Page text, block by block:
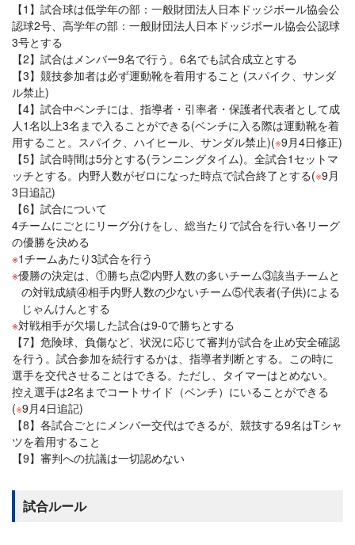
【1】試合球は低学年の部：一般財団法人日本ドッジボール協会公
認球2号、高学年の部：一般財団法人日本ドッジボール協会公認球
3号とする
【2】試合はメンバー9名で行う。6名でも試合成立とする
【3】競技参加者は必ず運動靴を着用すること (スパイク、サンダ
ル禁止)
【4】試合中ベンチには、指導者・引率者・保護者代表者として成
人1名以上3名まで入ることができる(ベンチに入る際は運動靴を着
用すること。スパイク、ハイヒール、サンダル禁止)(※9月4日修正)
【5】試合時間は5分とする(ランニングタイム)。全試合1セットマ
ッチとする。内野人数がゼロになった時点で試合終了とする(※9月
3日追記)
【6】試合について
4チームにごとにリーグ分けをし、総当たりで試合を行い各リーグ
の優勝を決める
1チームあたり3試合を行う
優勝の決定は、①勝ち点②内野人数の多いチーム③該当チームと
の対戦成績④相手内野人数の少ないチーム⑤代表者(子供)による
じゃんけんとする
対戦相手が欠場した試合は9-0で勝ちとする
【7】危険球、負傷など、状況に応じて審判が試合を止め安全確認
を行う。試合参加を続行するかは、指導者判断とする。この時に
選手を交代させることはできる。ただし、タイマーはとめない。
控え選手は2名までコートサイド（ベンチ）にいることができる
(※9月4日追記)
【8】各試合ごとにメンバー交代はできるが、競技する9名はTシャ
ツを着用すること
【9】審判への抗議は一切認めない
試合ルール